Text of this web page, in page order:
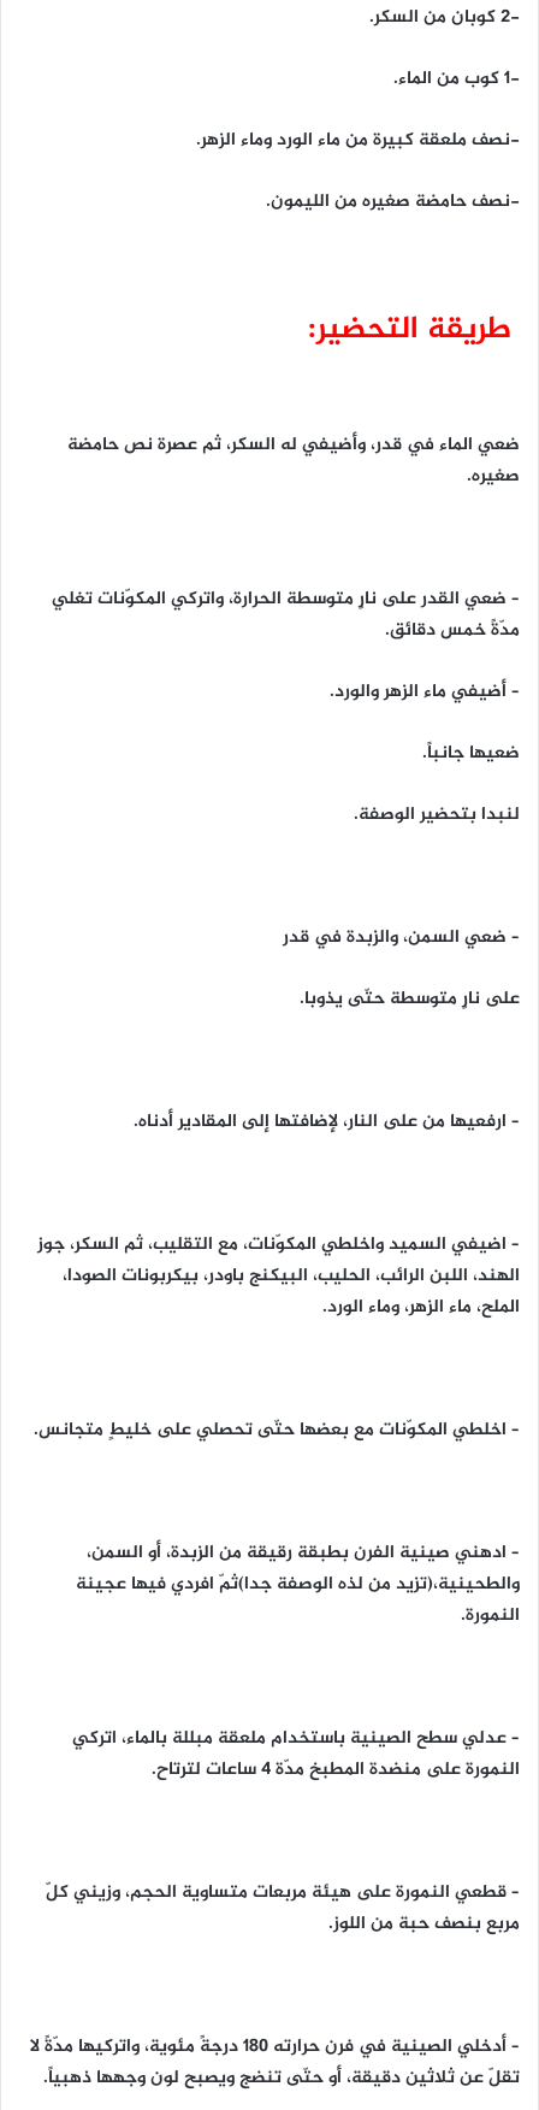
-2 كوبان من السكر.
-1 كوب من الماء.
-نصف ملعقة كبيرة من ماء الورد وماء الزهر.
-نصف حامضة صغيره من الليمون.
طريقة التحضير:
ضعي الماء في قدر، وأضيفي له السكر، ثم عصرة نص حامضة
صغيره.
– ضعي القدر على نارٍ متوسطة الحرارة، واتركي المكوّنات تغلي
مدّةً خمس دقائق.
– أضيفي ماء الزهر والورد.
ضعيها جانباً.
لنبدا بتحضير الوصفة.
– ضعي السمن، والزبدة في قدر
على نارٍ متوسطة حتّى يذوبا.
– ارفعيها من على النار، لإضافتها إلى المقادير أدناه.
– اضيفي السميد واخلطي المكوّنات، مع التقليب، ثم السكر، جوز
الهند، اللبن الرائب، الحليب، البيكنج باودر، بيكربونات الصودا،
الملح، ماء الزهر، وماء الورد.
– اخلطي المكوّنات مع بعضها حتّى تحصلي على خليطٍ متجانس.
– ادهني صينية الفرن بطبقة رقيقة من الزبدة، أو السمن،
والطحينية،(تزيد من لذه الوصفة جدا)ثمّ افردي فيها عجينة
النمورة.
– عدلي سطح الصينية باستخدام ملعقة مبللة بالماء، اتركي
النمورة على منضدة المطبخ مدّة 4 ساعات لترتاح.
– قطعي النمورة على هيئة مربعات متساوية الحجم، وزيني كلّ
مربع بنصف حبة من اللوز.
– أدخلي الصينية في فرن حرارته 180 درجةً مئوية، واتركيها مدّةً لا
تقلّ عن ثلاثين دقيقة، أو حتّى تنضج ويصبح لون وجهها ذهبياً.